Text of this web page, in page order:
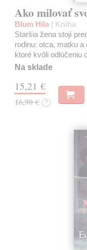
Ako milovať
Blum Hila | Kniha
Staršia žena stojí
rodinu: otca, matku
ktoré kvôli odlúčeniu
Na sklade
15,21 €
16,90 € ?